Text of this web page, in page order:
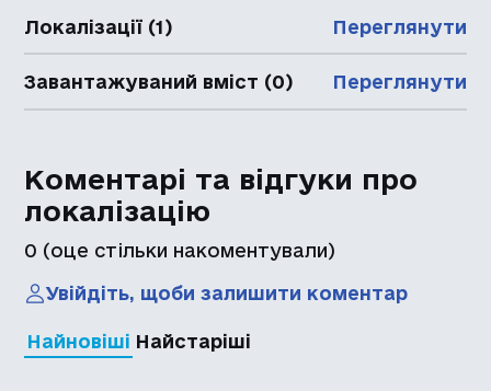
Локалізації (1) Переглянути
Завантажуваний вміст (0) Переглянути
Коментарі та відгуки про
локалізацію
0 (оце стільки накоментували)
Увійдіть, щоби залишити коментар
Найновіші Найстаріші